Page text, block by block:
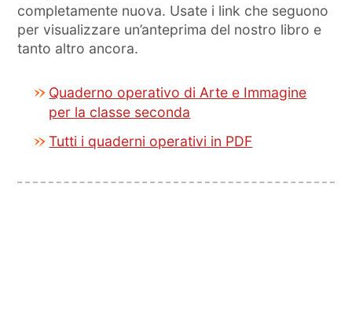
completamente nuova. Usate i link che seguono
per visualizzare un’anteprima del nostro libro e
tanto altro ancora.
Quaderno operativo di Arte e Immagine
per la classe seconda
Tutti i quaderni operativi in PDF